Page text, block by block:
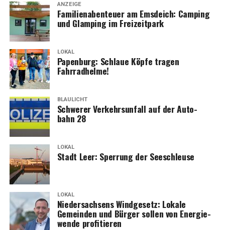
ANZEIGE
Fami­li­en­aben­teu­er am Ems­deich: Cam­ping
und Glam­ping im Freizeitpark
LOKAL
Papen­burg: Schlaue Köp­fe tra­gen
Fahrradhelme!
BLAULICHT
Schwe­rer Ver­kehrs­un­fall auf der Auto­
bahn 28
LOKAL
Stadt Leer: Sper­rung der Seeschleuse
LOKAL
Nie­der­sach­sens Wind­ge­setz: Loka­le
Gemein­den und Bür­ger sol­len von Ener­gie­
wen­de profitieren